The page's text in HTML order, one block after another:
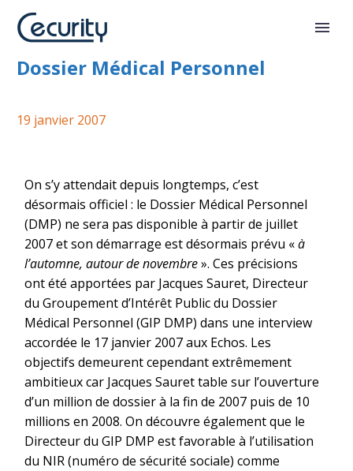
Démarrage repoussé pour le
Dossier Médical Personnel
19 janvier 2007
On s’y attendait depuis longtemps, c’est
désormais officiel : le Dossier Médical Personnel
(DMP) ne sera pas disponible à partir de juillet
2007 et son démarrage est désormais prévu «à
l’automne, autour de novembre». Ces précisions
ont été apportées par Jacques Sauret, Directeur
du Groupement d’Intérêt Public du Dossier
Médical Personnel (GIP DMP) dans une interview
accordée le 17 janvier 2007 aux Echos. Les
objectifs demeurent cependant extrêmement
ambitieux car Jacques Sauret table sur l’ouverture
d’un million de dossier à la fin de 2007 puis de 10
millions en 2008. On découvre également que le
Directeur du GIP DMP est favorable à l’utilisation
du NIR (numéro de sécurité sociale) comme